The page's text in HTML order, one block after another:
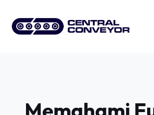
content